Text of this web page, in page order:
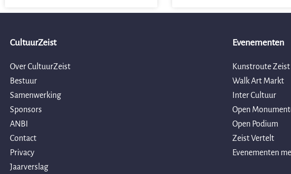
CultuurZeist
Over CultuurZeist
Bestuur
Samenwerking
Sponsors
ANBI
Contact
Privacy
Jaarverslag
Evenementen
Kunstroute Zeist
Walk Art Markt
Inter Cultuur
Open
Open Podium
Zeist Vertelt
Evenementen